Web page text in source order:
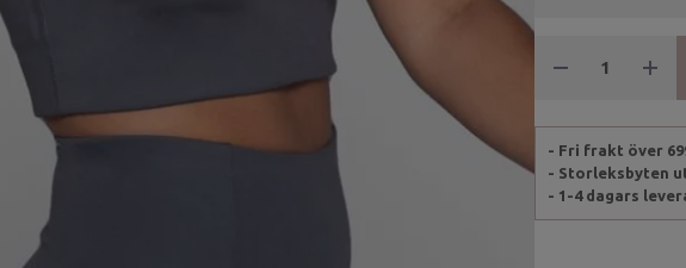
- Fri frakt över
- Storleksbyten
- 1-4 dagars